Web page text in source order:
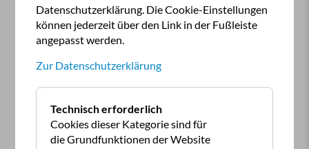
Datenschutzerklärung. Die Cookie-Einstellungen
können jederzeit über den Link in der Fußleiste
angepasst werden.
Zur Datenschutzerklärung
Technisch erforderlich
Cookies dieser Kategorie sind für
die Grundfunktionen der Website